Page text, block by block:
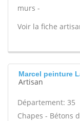
murs -
Voir la fiche
Marcel peinture
Artisan
Département: 35
Chapes - Bétons